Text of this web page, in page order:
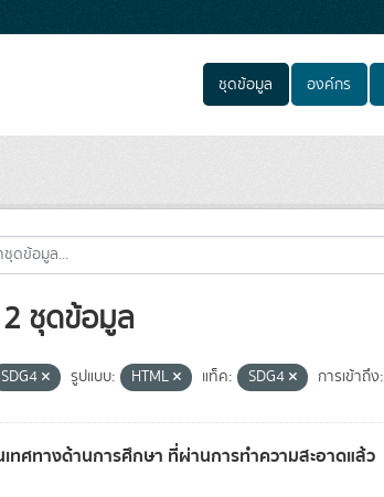
ชุดข้อมูล องค์กร
ชุดข้อมูล
SDG4 รูปแบบ: HTML แท็ค: SDG4 การเข้าถึง:
ทศทางด้านการศึกษา ที่ผ่านการทำความสะอาดแล้ว